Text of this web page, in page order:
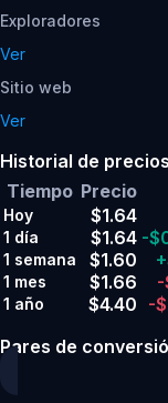
Exploradores
Ver
Sitio web
Ver
Historial de
Tiempo Precio
Hoy $1.64
1 día $1.64 -
1 semana $1.60
1 mes $1.66
1 año $4.40 -
Pares de